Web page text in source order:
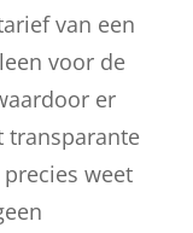
van een
voor de
er
transparante
weet